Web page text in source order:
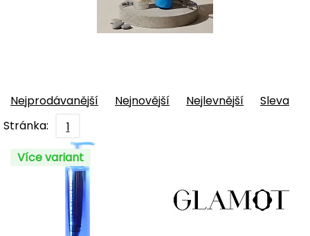
Nejprodávanější Nejnovější Nejlevnější
Sleva
Stránka:
1
Více variant